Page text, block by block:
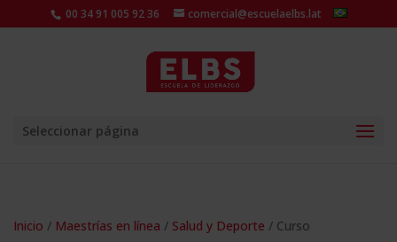
00 34 91 005 92 36 comercial@escuelaelbs.lat
Seleccionar página
Inicio / Maestrías en línea / Salud y Deporte / Curso